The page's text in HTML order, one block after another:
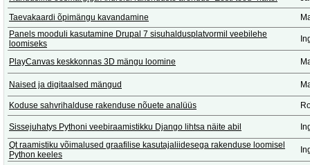
Taevakaardi õpimängu kavandamine
Panels mooduli kasutamine Drupal 7 sisuhaldusplatvormil veebilehe
loomiseks
PlayCanvas keskkonnas 3D mängu loomine
Naised ja digitaalsed mängud
Koduse sahvrihalduse rakenduse nõuete analüüs
Sissejuhatys Pythoni veebiraamistikku Django lihtsa näite abil
Qt raamistiku võimalused graafilise kasutajaliidesega rakenduse loomisel
Python keeles